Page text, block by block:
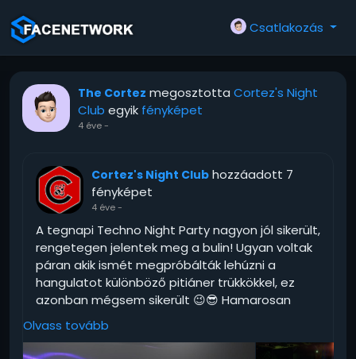
Csatlakozás
The Cortez megosztotta Cortez's Night
Club egyik fényképet
4 éve-
Cortez's Night Club hozzáadott 7
fényképet
4 éve-
A tegnapi Techno Night Party nagyon jól sikerült,
rengetegen jelentek meg a bulin! Ugyan voltak
páran akik ismét megpróbálták lehúzni a
hangulatot különböző pitiáner trükkökkel, ez
azonban mégsem sikerült 😉😎 Hamarosan
újabb party-t rendezünk, részletek hamarosan.
Köszönjük mindenkinek a csodálatos estét! 🥰
Olvass tovább